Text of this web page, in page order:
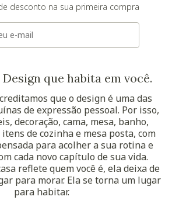
desconto na sua primeira compra
que habita em você.
que o design é uma das
de expressão pessoal. Por isso,
decoração, cama, mesa, banho,
de cozinha e mesa posta, com
para acolher a sua rotina e
cada novo capítulo de sua vida.
reflete quem você é, ela deixa de
para morar. Ela se torna um lugar
para habitar.